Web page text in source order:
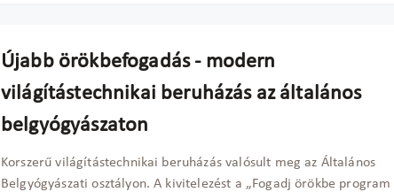
Újabb örökbefogadás - modern
világítástechnikai beruházás az általános
belgyógyászaton
Korszerű világítástechnikai beruházás valósult meg az Általános
Belgyógyászati osztályon. A kivitelezést a „Fogadj örökbe program